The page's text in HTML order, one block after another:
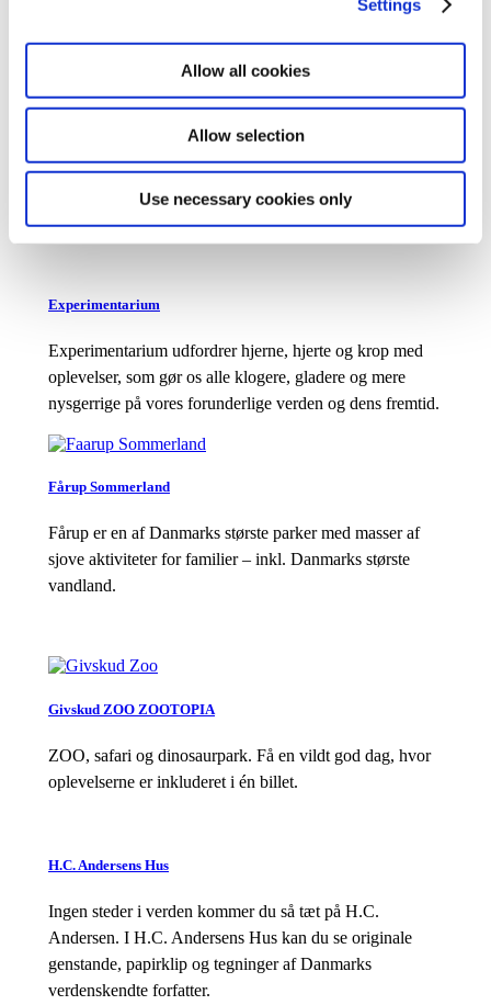
Settings
Allow all cookies
Allow selection
Use necessary cookies only
Oplev Danmarks største rutsjebaner og mere end 60
sjove forlystelser for hele familien i Nordens største
sommerland.
Experimentarium
Experimentarium udfordrer hjerne, hjerte og krop med
oplevelser, som gør os alle klogere, gladere og mere
nysgerrige på vores forunderlige verden og dens fremtid.
Fårup Sommerland
Fårup er en af Danmarks største parker med masser af
sjove aktiviteter for familier – inkl. Danmarks største
vandland.
Givskud ZOO ZOOTOPIA
ZOO, safari og dinosaurpark. Få en vildt god dag, hvor
oplevelserne er inkluderet i én billet.
H.C. Andersens Hus
Ingen steder i verden kommer du så tæt på H.C.
Andersen. I H.C. Andersens Hus kan du se originale
genstande, papirklip og tegninger af Danmarks
verdenskendte forfatter.